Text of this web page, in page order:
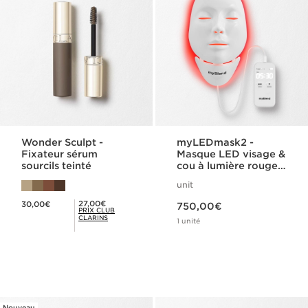
Wonder Sculpt -
Fixateur sérum
sourcils teinté
30,00€ Prix Club Clarins 27,00€
27,00€
PRIX CLUB
CLARINS
myLEDmask2 -
Masque LED visage &
cou à lumière rouge
stimulant le
collagène
unit
750,00€
1 unité